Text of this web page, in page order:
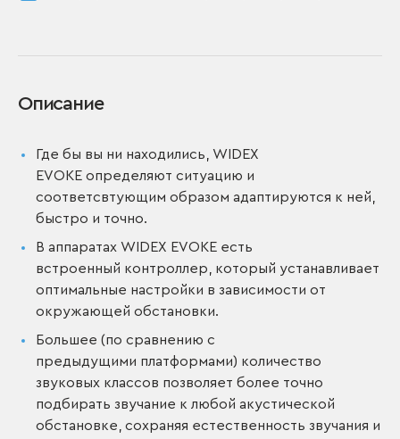
Описание
Где бы вы ни находились, WIDEX
EVOKE определяют ситуацию и
соответсвтующим образом адаптируются к ней,
быстро и точно.
В аппаратах WIDEX EVOKE есть
встроенный контроллер, который устанавливает
оптимальные настройки в зависимости от
окружающей обстановки.
Большее (по сравнению с
предыдущими платформами) количество
звуковых классов позволяет более точно
подбирать звучание к любой акустической
обстановке, сохраняя естественность звучания и